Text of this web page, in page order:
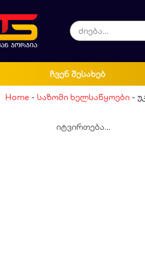
ჩვენ შესახებ
Home - საზომი ხელსაწყოები -
იტვირთება...